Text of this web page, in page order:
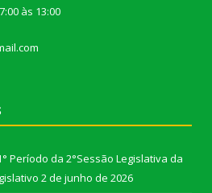
às 13:00
Período da 2°Sessão Legislativa da
2 de junho de 2026